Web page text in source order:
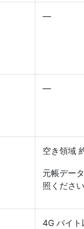
―
―
空き領域
元帳デー
照ください
4G バイト